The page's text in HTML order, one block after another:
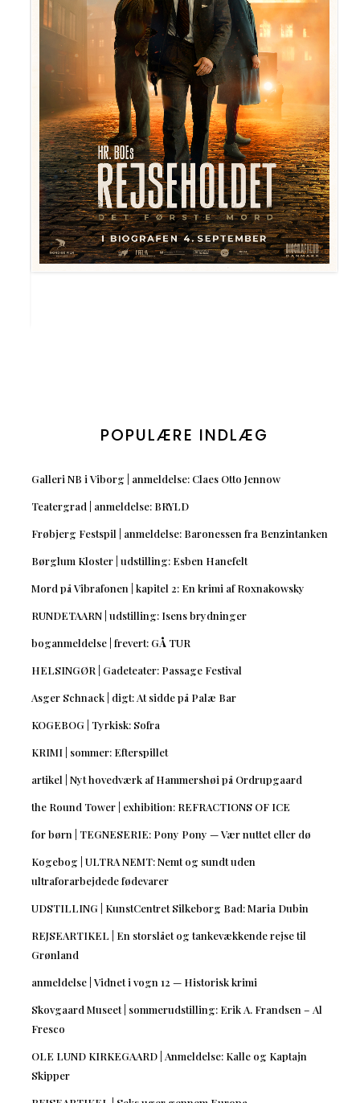
POPULÆRE INDLÆG
Galleri NB i Viborg | anmeldelse: Claes Otto Jennow
Teatergrad | anmeldelse: BRYLD
Frøbjerg Festspil | anmeldelse: Baronessen fra Benzintanken
Børglum Kloster | udstilling: Esben Hanefelt
Mord på Vibrafonen | kapitel 2: En krimi af Roxnakowsky
RUNDETAARN | udstilling: Isens brydninger
boganmeldelse | frevert: GÅ TUR
HELSINGØR | Gadeteater: Passage Festival
Asger Schnack | digt: At sidde på Palæ Bar
KOGEBOG | Tyrkisk: Sofra
KRIMI | sommer: Efterspillet
artikel | Nyt hovedværk af Hammershøi på Ordrupgaard
the Round Tower | exhibition: REFRACTIONS OF ICE
for børn | TEGNESERIE: Pony Pony — Vær nuttet eller dø
Kogebog | ULTRA NEMT: Nemt og sundt uden
ultraforarbejdede fødevarer
UDSTILLING | KunstCentret Silkeborg Bad: Maria Dubin
REJSEARTIKEL | En storslået og tankevækkende rejse til
Grønland
anmeldelse | Vidnet i vogn 12 — Historisk krimi
Skovgaard Museet | sommerudstilling: Erik A. Frandsen – Al
Fresco
OLE LUND KIRKEGAARD | Anmeldelse: Kalle og Kaptajn
Skipper